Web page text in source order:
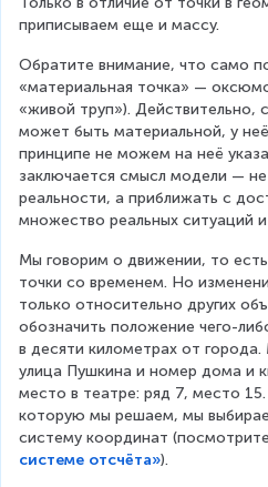
приписываем еще и массу.
Обратите внимание, что само
«материальная точка» —
«живой труп»). Действительно,
может быть материальной, у
принципе не можем на неё
заключается смысл модели —
реальности, а приближать с
множество реальных ситуаций
Мы говорим о движении, то
точки со временем. Но
только относительно других
обозначить положение чего-
в десяти километрах от
улица Пушкина и номер дома и
место в театре: ряд 7, место
которую мы решаем, мы
систему координат
системе отсчёта»).